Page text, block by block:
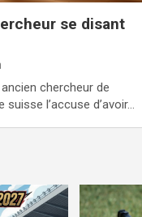
se disant
chercheur de
l’accuse d’avoir…